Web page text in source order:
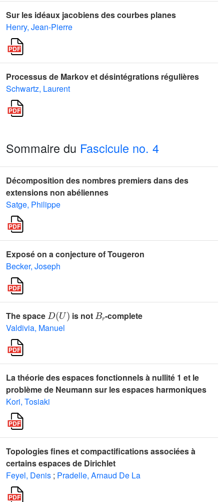
Sur les idéaux jacobiens des courbes planes
Henry, Jean-Pierre
Processus de Markov et désintégrations régulières
Schwartz, Laurent
Sommaire du Fascicule no. 4
Décomposition des nombres premiers dans des
extensions non abéliennes
Satge, Philippe
Exposé on a conjecture of Tougeron
Becker, Joseph
The space
U )
is not
-complete
Valdivia, Manuel
La théorie des espaces fonctionnels à nullité 1 et le
problème de Neumann sur les espaces harmoniques
Kori, Tosiaki
Topologies fines et compactifications associées à
certains espaces de Dirichlet
Feyel, Denis ; Pradelle, Arnaud De La